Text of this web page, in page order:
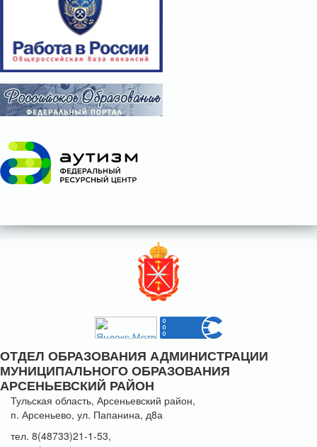
ОТДЕЛ ОБРАЗОВАНИЯ АДМИНИСТРАЦИИ
МУНИЦИПАЛЬНОГО ОБРАЗОВАНИЯ
АРСЕНЬЕВСКИЙ РАЙОН
Тульская область, Арсеньевский район,
п. Арсеньево, ул. Папанина, д8а
тел. 8(48733)21-1-53,